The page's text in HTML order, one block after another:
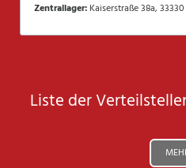
Zentrallager: Kaiserstraße 38a,
Liste der